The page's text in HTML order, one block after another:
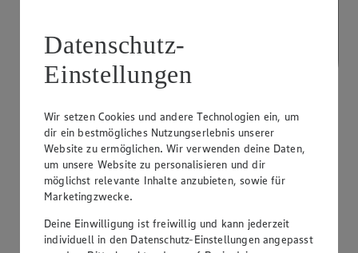
PAYBACK
Datenschutz-
Einstellungen
Wir setzen Cookies und andere Technologien ein, um
dir ein bestmögliches Nutzungserlebnis unserer
Website zu ermöglichen. Wir verwenden deine Daten,
um unsere Website zu personalisieren und dir
möglichst relevante Inhalte anzubieten, sowie für
Marketingzwecke.
Deine Einwilligung ist freiwillig und kann jederzeit
individuell in den Datenschutz-Einstellungen angepasst